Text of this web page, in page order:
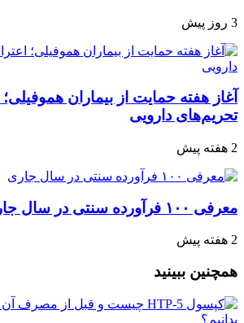
3 روز پیش
آغاز هفته حمایت از بیماران
تحریم‌های دارویی
2 هفته پیش
معرفی ۱۰۰ فرآورده سنتی در سال جاری
2 هفته پیش
همچنین ببینید